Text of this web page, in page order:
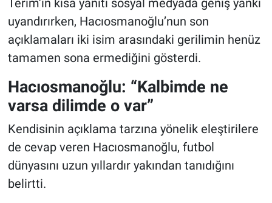
uyandırırken, Hacıosmanoğlu’nun son
açıklamaları iki isim arasındaki gerilimin henüz
tamamen sona ermediğini gösterdi.
Hacıosmanoğlu: “Kalbimde ne
varsa dilimde o var”
Kendisinin açıklama tarzına yönelik eleştirilere
de cevap veren Hacıosmanoğlu, futbol
dünyasını uzun yıllardır yakından tanıdığını
belirtti.